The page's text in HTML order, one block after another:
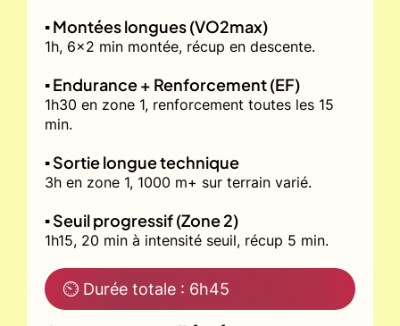
▪️ Montées longues (VO2max)
1h, 6x2 min montée, récup en descente.
▪️ Endurance + Renforcement (EF)
1h30 en zone 1, renforcement toutes les 15
min.
▪️ Sortie longue technique
3h en zone 1, 1000 m+ sur terrain varié.
▪️ Seuil progressif (Zone 2)
1h15, 20 min à intensité seuil, récup 5 min.
⏲ Durée totale : 6h45